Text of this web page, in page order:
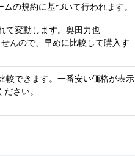
の規約に基づいて行われます。
て変動します。奥田力也
んので、早めに比較して購入す
較できます。一番安い価格が表示
さい。